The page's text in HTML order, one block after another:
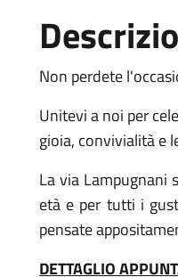
Non perdete
Unitevi a noi per
gioia, convivialità e
La via Lampugnani
età e per tutti i
pensate
DETTAGLIO